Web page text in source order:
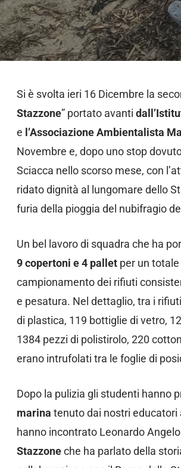
Si è svolta ieri 16 Dicembre la
Stazzone” portato avanti
e l’Associazione Ambientalista
Novembre e, dopo uno stop
Sciacca nello scorso mese, con
ridato dignità al lungomare dello
furia della pioggia del nubifragio
Un bel lavoro di squadra che ha
9 copertoni e 4 pallet per un
campionamento dei rifiuti
e pesatura. Nel dettaglio, tra i
di plastica, 119 bottiglie di vetro,
1384 pezzi di polistirolo, 220
erano intrufolati tra le foglie di
Dopo la pulizia gli studenti hanno
marina tenuto dai nostri
hanno incontrato Leonardo
Stazzoneche ha parlato della